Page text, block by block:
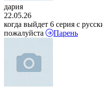
дария
22.05.26
когда выйдет 6 серия с
пожалуйста
Парень